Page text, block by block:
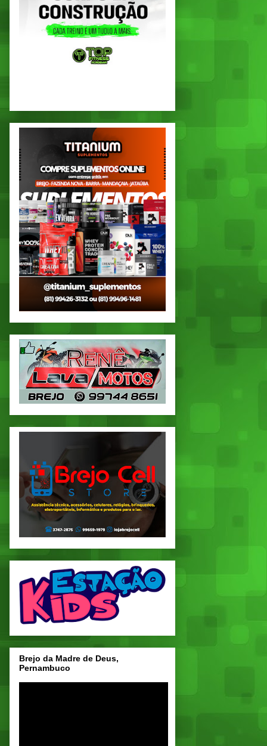
Brejo da Madre de Deus,
Pernambuco